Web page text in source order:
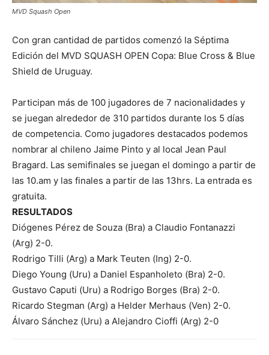
MVD Squash Open
Con gran cantidad de partidos comenzó la Séptima
Edición del MVD SQUASH OPEN Copa: Blue Cross & Blue
Shield de Uruguay.
Participan más de 100 jugadores de 7 nacionalidades y
se juegan alrededor de 310 partidos durante los 5 días
de competencia. Como jugadores destacados podemos
nombrar al chileno Jaime Pinto y al local Jean Paul
Bragard. Las semifinales se juegan el domingo a partir de
las 10.am y las finales a partir de las 13hrs. La entrada es
gratuita.
RESULTADOS
Diógenes Pérez de Souza (Bra) a Claudio Fontanazzi
(Arg) 2-0.
Rodrigo Tilli (Arg) a Mark Teuten (Ing) 2-0.
Diego Young (Uru) a Daniel Espanholeto (Bra) 2-0.
Gustavo Caputi (Uru) a Rodrigo Borges (Bra) 2-0.
Ricardo Stegman (Arg) a Helder Merhaus (Ven) 2-0.
Álvaro Sánchez (Uru) a Alejandro Cioffi (Arg) 2-0